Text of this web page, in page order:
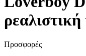
Προσφορές